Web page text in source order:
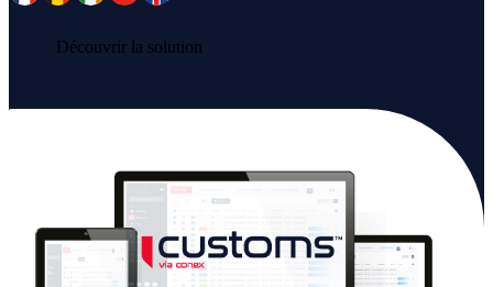
Découvrir la solution